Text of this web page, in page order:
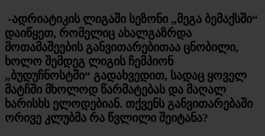
-ადრიატიკის ლიგაში სეზონი „მეგა ბემაქსში“
დაიწყეთ, რომელიც ახალგაზრდა
მოთამაშეების განვითარებითაა ცნობილი,
ხოლო შემდეგ ლიგის ჩემპიონ
„ბუდუჩნოსტში“ გადახვედით, სადაც ყოველ
მატჩში მხოლოდ წარმატებას და მაღალ
ხარისხს ელოდებიან. თქვენს განვითარებაში
ორივე კლუბმა რა წვლილი შეიტანა?